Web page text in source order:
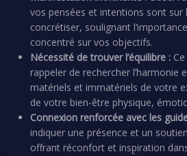
vos pensées et intentions sont sur
concrétiser, soulignant
concentré sur vos objectifs.
Nécessité de trouver l’équilibre :
rappeler de rechercher l’harmonie
matériels et immatériels de votre
de votre bien-être physique,
Connexion renforcée avec les
indiquer une présence et un
offrant réconfort et inspiration